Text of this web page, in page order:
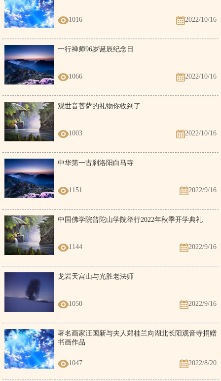
1016 2022/10/16
一行禅师96岁诞辰纪念日
1066 2022/10/16
观世音菩萨的礼物你收到了
1003 2022/10/16
中华第一古刹洛阳白马寺
1151 2022/9/16
中国佛学院普陀山学院举行2022年秋季开学典礼
1144 2022/9/16
龙岩天宫山与光胜老法师
1050 2022/9/16
著名画家汪国新与夫人郑桂兰向湖北长阳观音寺捐赠
书画作品
1047 2022/8/20